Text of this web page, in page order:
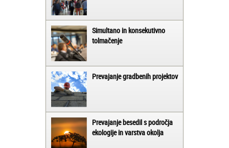
Simultano in konsekutivno
tolmačenje
Prevajanje gradbenih projektov
Prevajanje besedil s področja
ekologije in varstva okolja